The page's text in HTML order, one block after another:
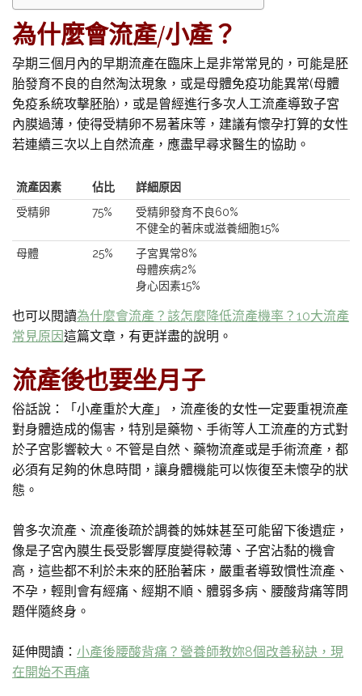
為什麼會流產/小產？
孕期三個月內的早期流產在臨床上是非常常見的，可能是胚
胎發育不良的自然淘汰現象，或是母體免疫功能異常(母體
免疫系統攻擊胚胎)，或是曾經進行多次人工流產導致子宮
內膜過薄，使得受精卵不易著床等，建議有懷孕打算的女性
若連續三次以上自然流產，應盡早尋求醫生的協助。
流產因素 佔比
詳細原因
受精卵
75%
受精卵發育不良60%
不健全的著床或滋養細胞15%
母體
25%
子宮異常8%
母體疾病2%
身心因素15%
也可以閱讀為什麼會流產？該怎麼降低流產機率？10大流產
常見原因這篇文章，有更詳盡的說明。
流產後也要坐月子
俗話說：「小產重於大產」，流產後的女性一定要重視流產
對身體造成的傷害，特別是藥物、手術等人工流產的方式對
於子宮影響較大。不管是自然、藥物流產或是手術流產，都
必須有足夠的休息時間，讓身體機能可以恢復至未懷孕的狀
態。
曾多次流產、流產後疏於調養的姊妹甚至可能留下後遺症，
像是子宮內膜生長受影響厚度變得較薄、子宮沾黏的機會
高，這些都不利於未來的胚胎著床，嚴重者導致慣性流產、
不孕，輕則會有經痛、經期不順、體弱多病、腰酸背痛等問
題伴隨終身。
延伸閱讀： 小產後腰酸背痛？營養師教妳8個改善秘訣，現
在開始不再痛